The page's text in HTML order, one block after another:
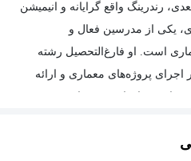
رندرینگ واقع گرایانه و انیمیشن
یکی از مدرسین فعال و
است. او فارغ‌التحصیل رشته
پروژه‌های معماری و ارائه
یادگیری مهارت‌های عملی